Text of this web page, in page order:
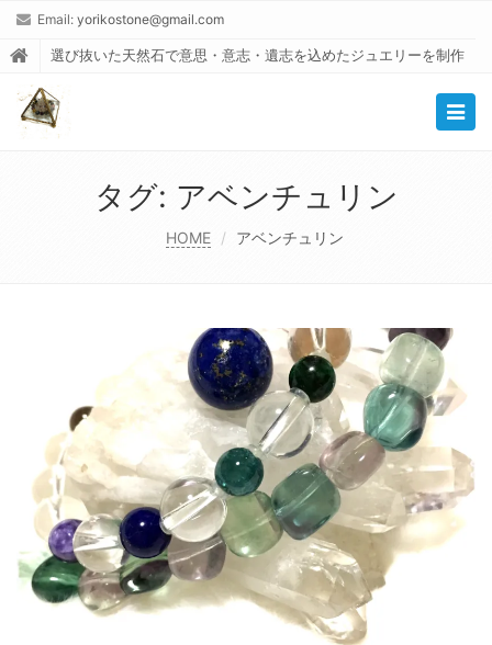
Email: yorikostone@gmail.com
選び抜いた天然石で意思・意志・遺志を込めたジュエリーを制作
タグ: アベンチュリン
HOME アベンチュリン